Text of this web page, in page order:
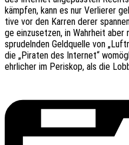
kämp­fen, kann es nur Verlie­rer
ti­ve vor den Karren derer
ge einzu­set­zen, in Wahr­heit
spru­deln­den Geld­quel­le von
die „Pira­ten des Inter­net“
ehrli­cher im Peri­skop, als die